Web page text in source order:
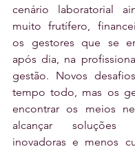
cenário laboratorial
muito frutífero,
os gestores que se
após dia, na
gestão. Novos
tempo todo, mas os
encontrar os meios
alcançar soluções
inovadoras e menos